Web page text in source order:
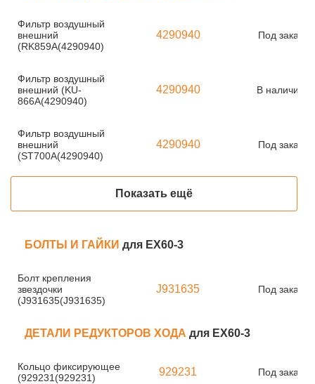
Фильтр воздушный
внешний
(RK859A(4290940)
4290940 Под заказ
Фильтр воздушный
внешний (KU-
866A(4290940)
4290940 В наличии
Фильтр воздушный
внешний
(ST700A(4290940)
4290940 Под заказ
Показать ещё
БОЛТЫ И ГАЙКИ для EX60-3
Болт крепления
звездочки
(J931635(J931635)
J931635 Под заказ
ДЕТАЛИ РЕДУКТОРОВ ХОДА для EX60-3
Кольцо фиксирующее
(929231(929231)
929231 Под заказ